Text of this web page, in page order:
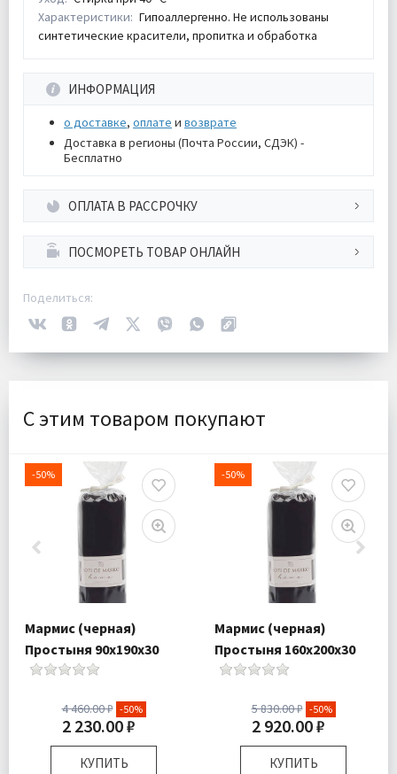
Характеристики: Гипоаллергенно. Не использованы
синтетические красители, пропитка и обработка
ИНФОРМАЦИЯ
о доставке, оплате и возврате
Доставка в регионы (Почта России, СДЭК) -
Бесплатно
ОПЛАТА В РАССРОЧКУ
ПОСМОРЕТЬ ТОВАР ОНЛАЙН
Поделиться:
С этим товаром покупают
-50%
Мармис (черная)
Простыня 90х190х30
4 460.00 ₽ -50%
2 230.00 ₽
КУПИТЬ
-50%
Мармис (черная)
Простыня 160х200х30
5 830.00 ₽ -50%
2 920.00 ₽
КУПИТЬ